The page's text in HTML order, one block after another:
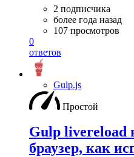
2 подписчика
более года назад
107 просмотров
0
ответов
Gulp.js
Простой
Gulp livereload
браузер, как